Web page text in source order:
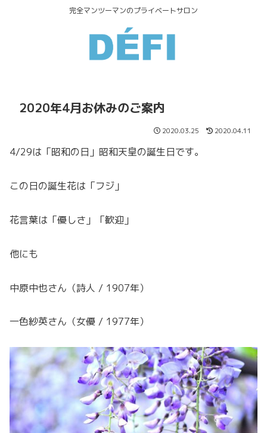
完全マンツーマンのプライベートサロン
2020年4月お休みのご案内
2020.03.25 2020.04.11
4/29は「昭和の日」昭和天皇の誕生日です。
この日の誕生花は「フジ」
花言葉は「優しさ」「歓迎」
他にも
中原中也さん（詩人 / 1907年）
一色紗英さん（女優 / 1977年）